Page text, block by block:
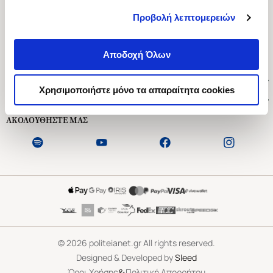
Προβολή λεπτομερειών
Αποδοχή Όλων
Χρησιμοποιήστε μόνο τα απαραίτητα cookies
Ασκληπιού 1-3, Αθήνα 106 79
Δευτέρα - Παρασκευή 09:00-21:00
Εξυπηρέτηση Πελατών
ΑΚΟΛΟΥΘΗΣΤΕ ΜΑΣ
©2026 politeianet.gr All rights reserved.
Designed & Developed bySleed